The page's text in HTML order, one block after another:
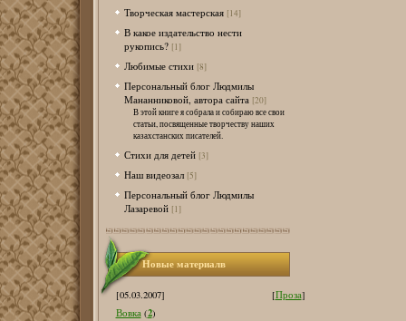
Творческая мастерская [14]
В какое издательство нести
рукопись? [1]
Любимые стихи [8]
Персональный блог Людмилы
Мананниковой, автора сайта [20]
В этой книге я собрала и собираю все свои
статьи, посвященные творчеству наших
казахстанских писателей.
Стихи для детей [3]
Наш видеозал [5]
Персональный блог Людмилы
Лазаревой [1]
Новые материалв
[05.03.2007] [Проза]
Вовка (2)